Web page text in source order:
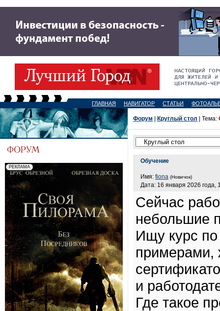
ГЛАВНАЯ НАВИГАТОР СТАТЬИ
Форум Круглый стол | Тема:
Обучение
Имя: fiona (Новичок)
Дата: 16 января 2026 года,
Сейчас
небольшие
Ищу курс
примерами,
и
Где такое